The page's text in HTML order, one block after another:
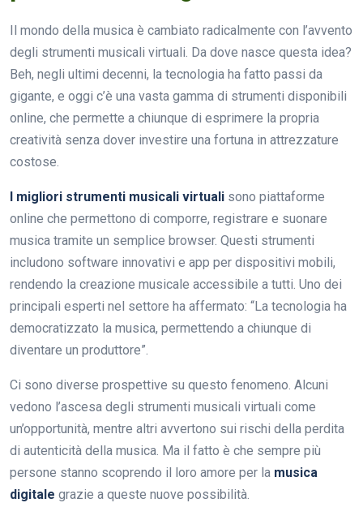
Il mondo della musica è cambiato radicalmente con l’avvento
degli strumenti musicali virtuali. Da dove nasce questa idea?
Beh, negli ultimi decenni, la tecnologia ha fatto passi da
gigante, e oggi c’è una vasta gamma di strumenti disponibili
online, che permette a chiunque di esprimere la propria
creatività senza dover investire una fortuna in attrezzature
costose.
I migliori strumenti musicali virtuali sono piattaforme
online che permettono di comporre, registrare e suonare
musica tramite un semplice browser. Questi strumenti
includono software innovativi e app per dispositivi mobili,
rendendo la creazione musicale accessibile a tutti. Uno dei
principali esperti nel settore ha affermato: “La tecnologia ha
democratizzato la musica, permettendo a chiunque di
diventare un produttore”.
Ci sono diverse prospettive su questo fenomeno. Alcuni
vedono l’ascesa degli strumenti musicali virtuali come
un’opportunità, mentre altri avvertono sui rischi della perdita
di autenticità della musica. Ma il fatto è che sempre più
persone stanno scoprendo il loro amore per la musica
digitale grazie a queste nuove possibilità.